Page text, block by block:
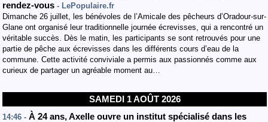
rendez-vous - LePopulaire.fr
Dimanche 26 juillet, les bénévoles de l’Amicale des pêcheurs d’Oradour-sur-
Glane ont organisé leur traditionnelle journée écrevisses, qui a rencontré un
véritable succès. Dès le matin, les participants se sont retrouvés pour une
partie de pêche aux écrevisses dans les différents cours d’eau de la
commune. Cette activité conviviale a permis aux passionnés comme aux
curieux de partager un agréable moment au…
SAMEDI 1 AOÛT 2026
14:46 - À 24 ans, Axelle ouvre un institut spécialisé dans les